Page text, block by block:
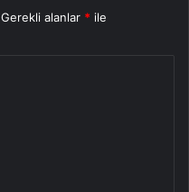
Gerekli alanlar * ile